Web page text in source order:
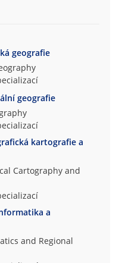
geografie
geografie
kartografie a
Cartography and
a
and Regional